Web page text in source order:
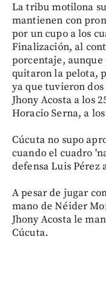
La tribu motilona
mantienen con
por un cupo a los
Finalización, al
porcentaje, aunque
quitaron la pelota,
ya que tuvieron
Jhony Acosta a los
Horacio Serna, a
Cúcuta no supo
cuando el cuadro
defensa Luis Pérez
A pesar de jugar
mano de Néider
Jhony Acosta le
Cúcuta.